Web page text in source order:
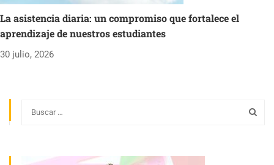
La asistencia diaria: un compromiso que fortalece el
aprendizaje de nuestros estudiantes
30 julio, 2026